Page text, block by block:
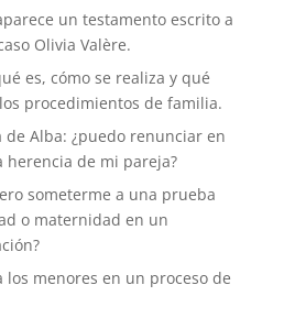
un testamento escrito a
Olivia Valère.
es, cómo se realiza y qué
procedimientos de familia.
de Alba: ¿puedo renunciar en
herencia de mi pareja?
someterme a una prueba
o maternidad en un
los menores en un proceso de